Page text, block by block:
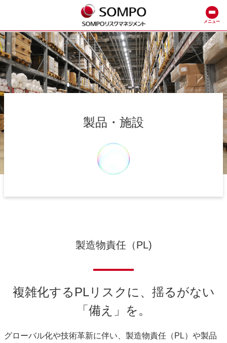
メニュー
製品・施設
製造物責任（PL)
複雑化するPLリスクに、揺るがない
「備え」を。
グローバル化や技術革新に伴い、製造物責任（PL）や製品